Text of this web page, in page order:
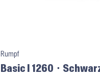
Rumpf
Basic I 1260 ⬝